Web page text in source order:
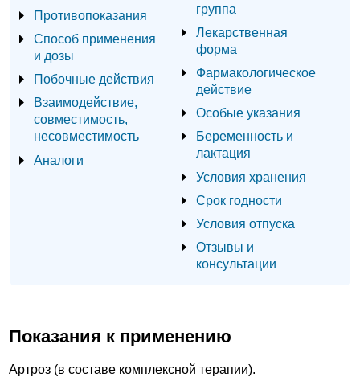
Противопоказания
Способ применения
и дозы
Побочные действия
Взаимодействие,
совместимость,
несовместимость
Аналоги
группа
Лекарственная
форма
Фармакологическое
действие
Особые указания
Беременность и
лактация
Условия хранения
Срок годности
Условия отпуска
Отзывы и
консультации
Показания к применению
Артроз (в составе комплексной терапии).